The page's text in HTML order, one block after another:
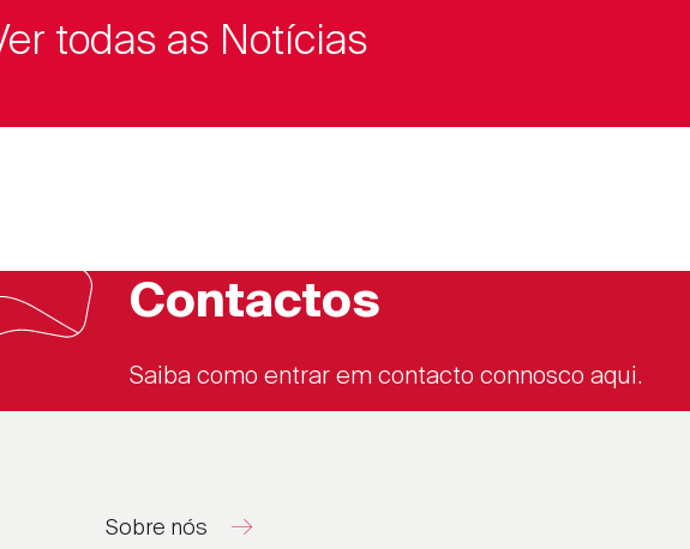
todas as Notícias
Contactos
Saiba como entrar em contacto connosco aqui.
Sobre nós